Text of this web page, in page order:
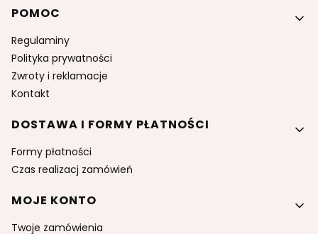
Linki w stopce
POMOC
Regulaminy
Polityka prywatności
Zwroty i reklamacje
Kontakt
DOSTAWA I FORMY PŁATNOŚCI
Formy płatności
Czas realizacj zamówień
MOJE KONTO
Twoje zamówienia